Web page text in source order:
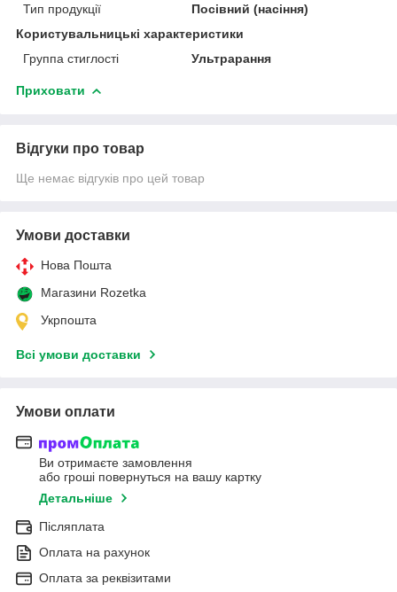
Тип продукції
Посівний (насіння)
Користувальницькі характеристики
Группа стиглості
Ультрарання
Приховати
Відгуки про товар
Ще немає відгуків про цей товар
Умови доставки
Нова Пошта
Магазини Rozetka
Укрпошта
Всі умови доставки
Умови оплати
Ви отримаєте замовлення
або гроші повернуться на вашу картку
Детальніше
Післяплата
Оплата на рахунок
Оплата за реквізитами